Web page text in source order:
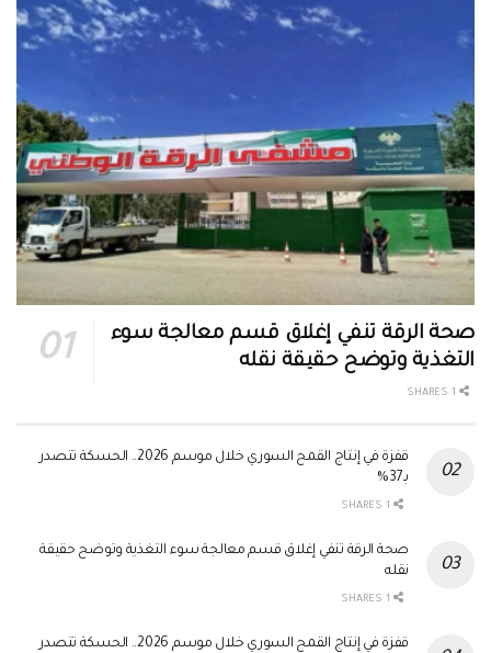
صحة الرقة تنفي إغلاق قسم معالجة سوء
التغذية وتوضح حقيقة نقله
قفزة في إنتاج القمح السوري خلال موسم 2026.. الحسكة تتصدر
بـ37%
صحة الرقة تنفي إغلاق قسم معالجة سوء التغذية وتوضح حقيقة
نقله
قفزة في إنتاج القمح السوري خلال موسم 2026.. الحسكة تتصدر